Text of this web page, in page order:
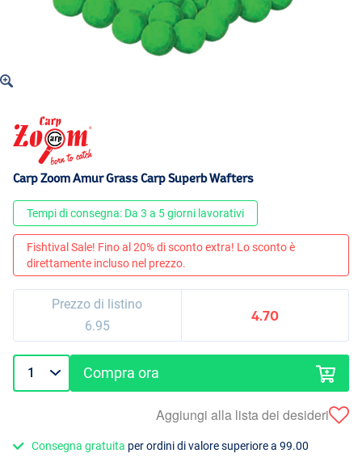
Carp Zoom Amur Grass Carp Superb Wafters
Tempi di consegna: Da 3 a 5 giorni lavorativi
Fishtival Sale! Fino al 20% di sconto extra! Lo sconto è
direttamente incluso nel prezzo.
Prezzo di listino
6.95
4.70
Compra ora
Aggiungi alla lista dei desideri
Consegna gratuita per ordini di valore superiore a 99.00